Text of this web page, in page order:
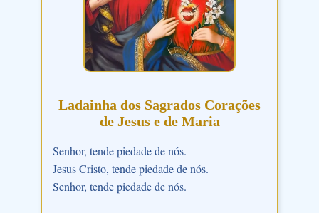
Ladainha dos Sagrados Corações
de Jesus e de Maria
Senhor, tende piedade de nós.
Jesus Cristo, tende piedade de nós.
Senhor, tende piedade de nós.